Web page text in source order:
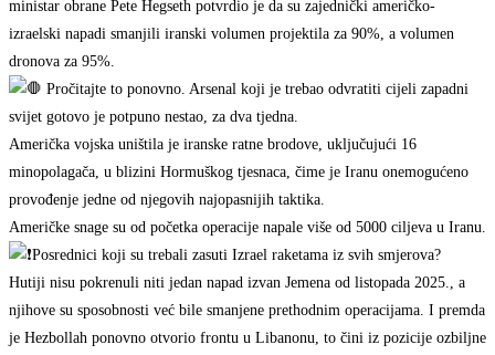
ministar obrane Pete Hegseth potvrdio je da su zajednički američko-
izraelski napadi smanjili iranski volumen projektila za 90%, a volumen
dronova za 95%.
Pročitajte to ponovno. Arsenal koji je trebao odvratiti cijeli zapadni
svijet gotovo je potpuno nestao, za dva tjedna.
Američka vojska uništila je iranske ratne brodove, uključujući 16
minopolagača, u blizini Hormuškog tjesnaca, čime je Iranu onemogućeno
provođenje jedne od njegovih najopasnijih taktika.
Američke snage su od početka operacije napale više od 5000 ciljeva u Iranu.
Posrednici koji su trebali zasuti Izrael raketama iz svih smjerova?
Hutiji nisu pokrenuli niti jedan napad izvan Jemena od listopada 2025., a
njihove su sposobnosti već bile smanjene prethodnim operacijama. I premda
je Hezbollah ponovno otvorio frontu u Libanonu, to čini iz pozicije ozbiljne